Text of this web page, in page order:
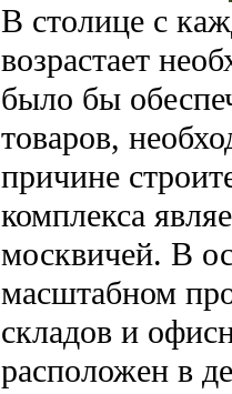
В столице с
возрастает
было бы
товаров,
причине
комплекса
москвичей. В
масштабном
складов и
расположен в